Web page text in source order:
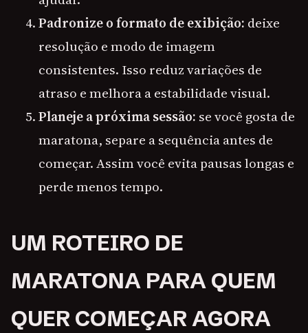
Padronize o formato de exibição: deixe
resolução e modo de imagem
consistentes. Isso reduz variações de
atraso e melhora a estabilidade visual.
Planeje a próxima sessão: se você gosta de
maratona, separe a sequência antes de
começar. Assim você evita pausas longas e
perde menos tempo.
UM ROTEIRO DE
MARATONA PARA QUEM
QUER COMEÇAR AGORA